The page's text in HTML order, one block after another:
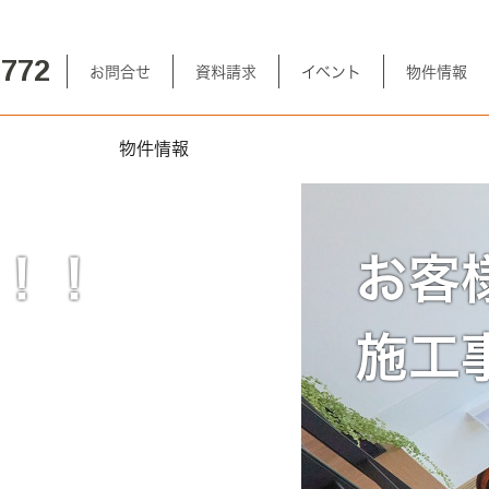
お問合せ 資料請求 イベント 物件情報
物件情報
FM